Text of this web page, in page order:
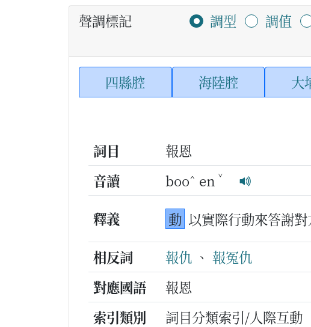
聲調標記 調型 調值
四縣腔 海陸腔 大
詞目
報恩
音讀
boo^ en ˇ
釋義 動 以實際行動來答謝對
相反詞
報仇 、 報冤仇
對應國語
報恩
索引類別
詞目分類索引/人際互動